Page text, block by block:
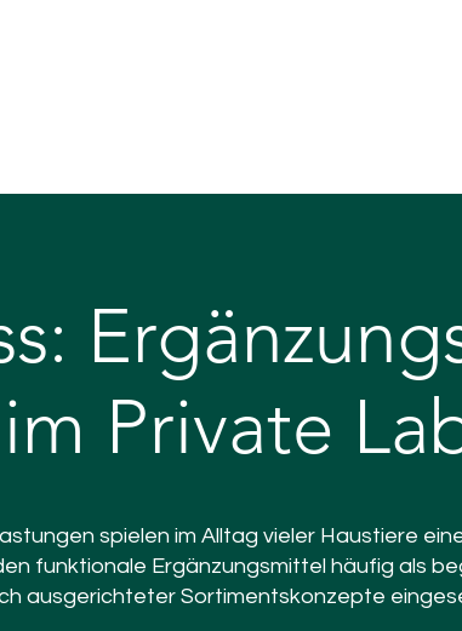
im Private
spielen im Alltag vieler Haustiere
funktionale Ergänzungsmittel häufig als
ausgerichteter Sortimentskonzepte